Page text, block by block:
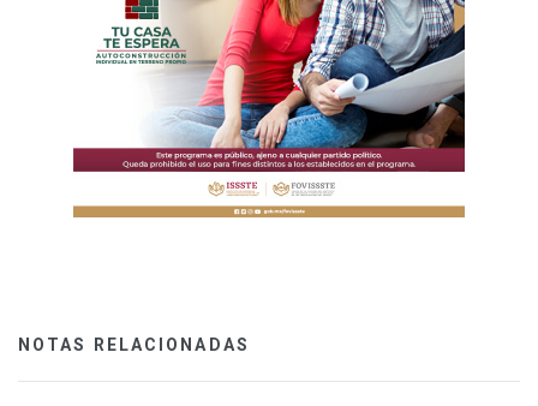
NOTAS RELACIONADAS